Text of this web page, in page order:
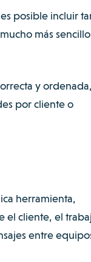
posible incluir
más
y
por cliente o
herramienta,
el cliente, el
entre